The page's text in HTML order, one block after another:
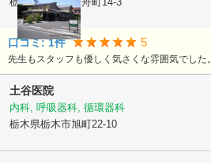
口コミ:1件 5
先生もスタッフも優しく気さくな雰囲気でした。
土谷医院
内科, 呼吸器科, 循環器科
栃木県栃木市旭町22-10